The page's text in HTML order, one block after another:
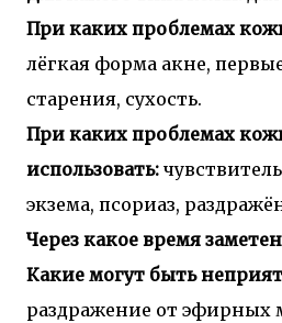
При каких проблемах
лёгкая форма акне,
старения, сухость.
При каких проблемах
использовать:
экзема, псориаз,
Через какое время
Какие могут быть
раздражение от эфирных